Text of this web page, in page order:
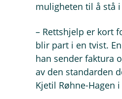
muligheten til å stå
– Rettshjelp er kort
blir part i en tvist.
han sender faktura
av den standarden
Kjetil Røhne-Hagen